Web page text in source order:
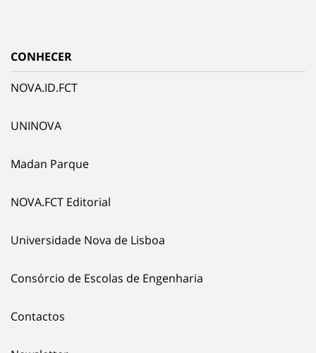
CONHECER
NOVA.ID.FCT
UNINOVA
Madan Parque
NOVA.FCT Editorial
Universidade Nova de Lisboa
Consórcio de Escolas de Engenharia
Contactos